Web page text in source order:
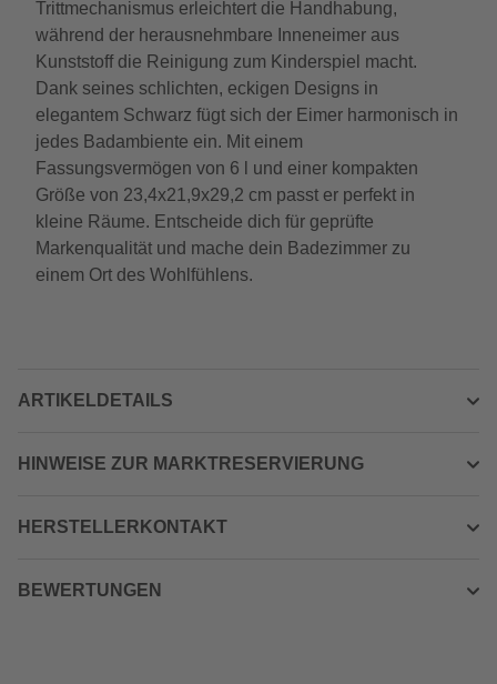
Trittmechanismus erleichtert die Handhabung,
während der herausnehmbare Inneneimer aus
Kunststoff die Reinigung zum Kinderspiel macht.
Dank seines schlichten, eckigen Designs in
elegantem Schwarz fügt sich der Eimer harmonisch in
jedes Badambiente ein. Mit einem
Fassungsvermögen von 6 l und einer kompakten
Größe von 23,4x21,9x29,2 cm passt er perfekt in
kleine Räume. Entscheide dich für geprüfte
Markenqualität und mache dein Badezimmer zu
einem Ort des Wohlfühlens.
ARTIKELDETAILS
HINWEISE ZUR MARKTRESERVIERUNG
HERSTELLERKONTAKT
BEWERTUNGEN